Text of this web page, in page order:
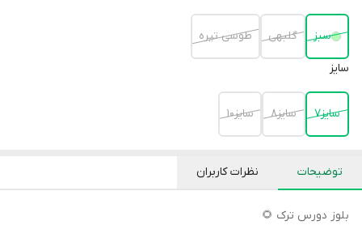
سبز گلبهی طوسی تیره
سایز
سایز۷ سایز۸ سایز۱۰
توضیحات نظرات کاربران
بلوز دورس ترک 🌻